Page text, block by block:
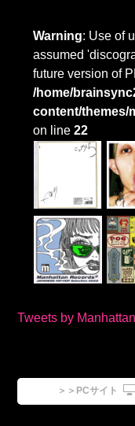
Warning: Use of
assumed
future version of
/home/
content/themes/
on line22
Tweets by
＞＞PCサイト